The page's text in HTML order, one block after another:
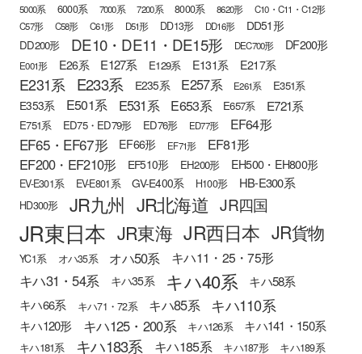
5000系 6000系 7000系 7200系 8000系 8620形
C10・C11・C12形
C57形
C58形 C61形 D51形 DD13形 DD16形 DD51形
DD200形 DE10・DE11・DE15形 DEC700形 DF200形
E001形 E26系 E127系 E129系 E131系 E217系
E231系 E233系 E235系 E257系 E261系 E351系
E353系 E501系 E531系 E653系 E657系 E721系
E751系 ED75・ED79形 ED76形 ED77形 EF64形
EF65・EF67形 EF66形 EF71形
EF81形
EF200・EF210形
EF510形 EH200形 EH500・EH800形
EV-E301系 EV-E801系 GV-E400系 H100形 HB-E300系
HD300形 JR九州 JR北海道 JR四国
JR東日本 JR東海 JR西日本 JR貨物
YC1系 オハ35系 オハ50系 キハ11・25・75形
キハ31・54系 キハ35系 キハ40系 キハ58系
キハ66系 キハ71・72系 キハ85系 キハ110系
キハ120形 キハ125・200系 キハ126系 キハ141・150系
キハ181系 キハ183系 キハ185系 キハ187形
キハ189系